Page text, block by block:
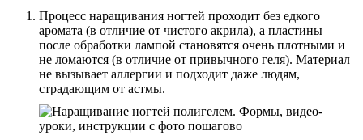
Процесс наращивания ногтей проходит без едкого
аромата (в отличие от чистого акрила), а пластины
после обработки лампой становятся очень плотными и
не ломаются (в отличие от привычного геля). Материал
не вызывает аллергии и подходит даже людям,
страдающим от астмы.